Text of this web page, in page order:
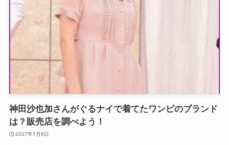
神田沙也加さんがぐるナイで着てたワンピのブランド
は？販売店を調べよう！
2017年7月6日